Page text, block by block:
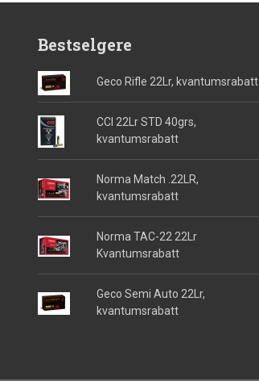
Bestselgere
Geco Rifle 22Lr, kvantumsrabatt
CCI 22Lr STD 40grs,
kvantumsrabatt
Norma Match .22LR,
kvantumsrabatt
Norma TAC-22 22Lr
Kvantumsrabatt
Geco Semi Auto 22Lr,
kvantumsrabatt